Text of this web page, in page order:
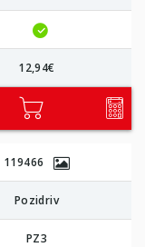
12,94€
119466
Pozidriv
PZ3